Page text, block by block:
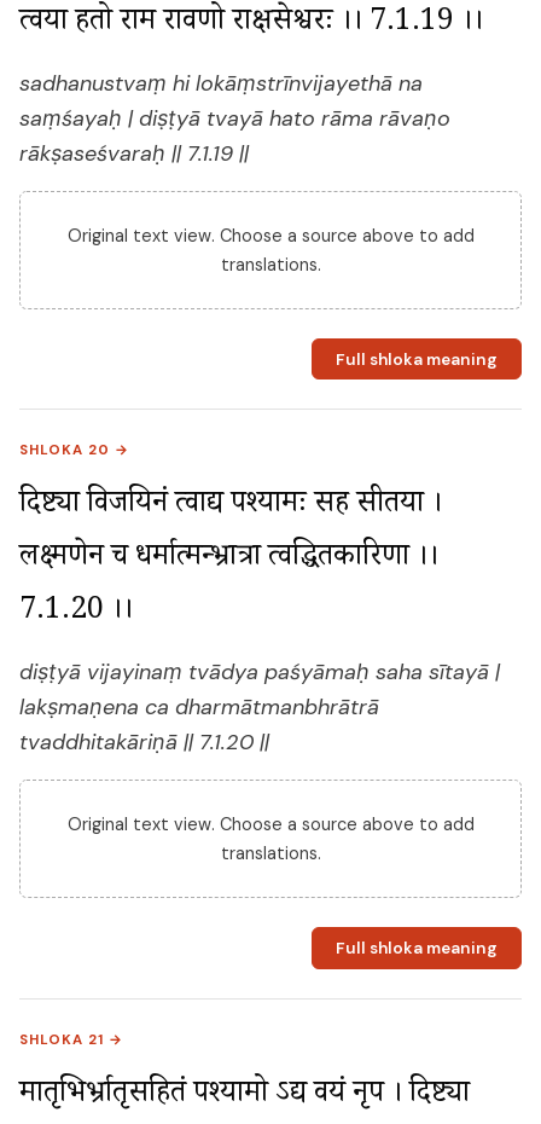
त्वया हतो राम रावणो राक्षसेश्वरः ।। 7.1.19 ।।
sadhanustvaṃ hi lokāṃstrīnvijayethā na
saṃśayaḥ | diṣṭyā tvayā hato rāma rāvaṇo
rākṣaseśvaraḥ || 7.1.19 ||
Original text view. Choose a source above to add
translations.
Full shloka meaning
SHLOKA 20 →
दिष्ट्या विजयिनं त्वाद्य पश्यामः सह सीतया ।
लक्ष्मणेन च धर्मात्मन्भ्रात्रा त्वद्धितकारिणा ।।
7.1.20 ।।
diṣṭyā vijayinaṃ tvādya paśyāmaḥ saha sītayā |
lakṣmaṇena ca dharmātmanbhrātrā
tvaddhitakāriṇā || 7.1.20 ||
Original text view. Choose a source above to add
translations.
Full shloka meaning
SHLOKA 21 →
मातृभिर्भ्रातृसहितं पश्यामो ऽद्य वयं नृप । दिष्ट्या